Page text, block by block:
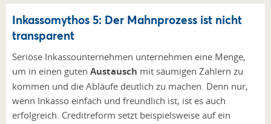
Inkassomythos 5: Der Mahnprozess ist nicht
transparent
Seriöse Inkassounternehmen unternehmen eine Menge,
um in einen guten Austausch mit säumigen Zahlern zu
kommen und die Abläufe deutlich zu machen. Denn nur,
wenn Inkasso einfach und freundlich ist, ist es auch
erfolgreich. Creditreform setzt beispielsweise auf ein